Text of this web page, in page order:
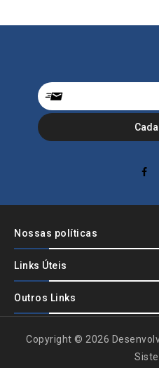
Nossas políticas
Links Úteis
Outros Links
Copyright © 2026